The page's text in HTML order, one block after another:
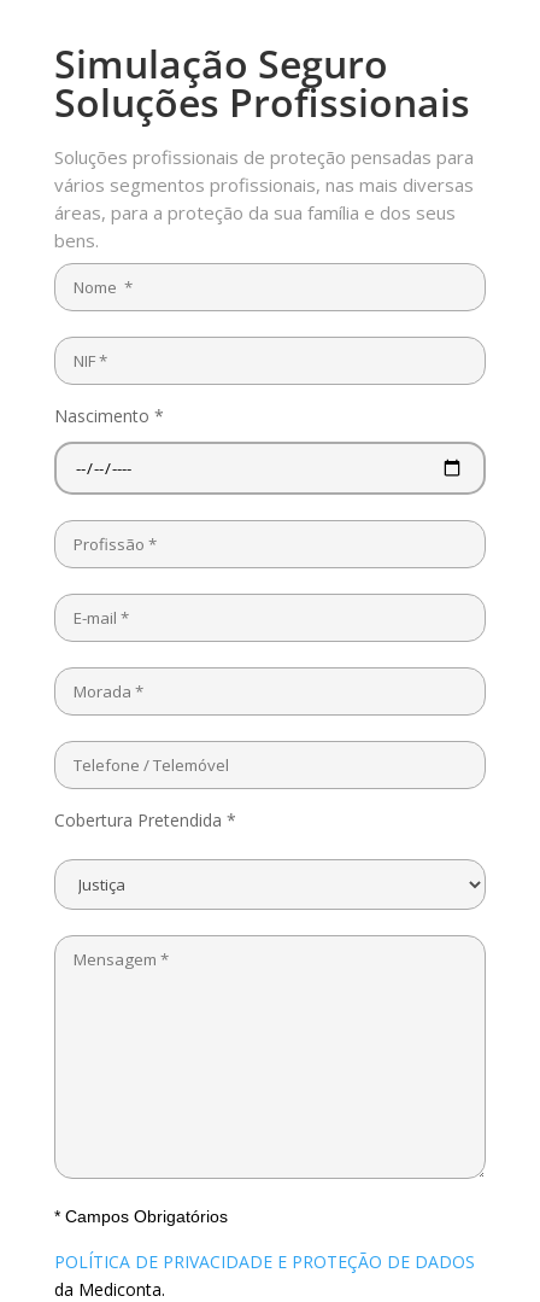
Simulação Seguro
Soluções Profissionais
Soluções profissionais de proteção pensadas para
vários segmentos profissionais, nas mais diversas
áreas, para a proteção da sua família e dos seus
bens.
Nascimento *
Cobertura Pretendida *
* Campos Obrigatórios
POLÍTICA DE PRIVACIDADE E PROTEÇÃO DE DADOS
da Mediconta.